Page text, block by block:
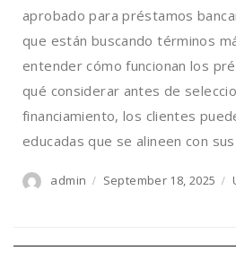
aprobado para préstamos
que están buscando términos
entender cómo funcionan los
qué considerar antes de
financiamiento, los clientes
educadas que se alineen con
Author
admin
Posted
September 18, 2025